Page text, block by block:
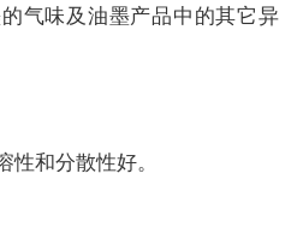
气味及油墨产品中的其它异
和分散性好。